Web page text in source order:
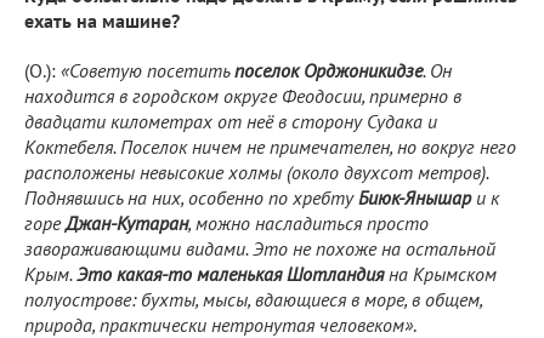
ехать на машине?
(О.): «Советую посетитьпоселок Орджоникидзе. Он
находится в городском округе Феодосии, примерно в
двадцати километрах от неё в сторону Судака и
Коктебеля. Поселок ничем не примечателен, но вокруг него
расположены невысокие холмы (около двухсот метров).
Поднявшись на них, особенно по хребтуБиюк-Янышар и к
гореДжан-Кутаран, можно насладиться просто
завораживающими видами. Это не похоже на остальной
Крым.Это какая-то маленькая Шотландияна Крымском
полуострове: бухты, мысы, вдающиеся в море, в общем,
природа, практически нетронутая человеком».